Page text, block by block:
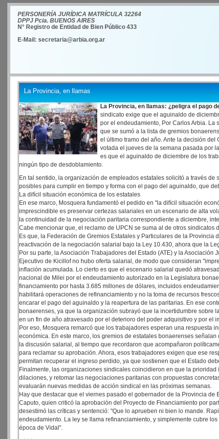
PERSONERÍA JURÍDICA MATRÍCULA 32264
DPPJ Pcia. BUENOS AIRES
N° Registro de Entidad de Bien Público 433
E-Mail: secretaria@arbia.org.ar
La Provincia, en llamas
La Provincia, en llamas: ¿peligra el pago
sindicato exige que el aguinaldo de
por el endeudamiento, Por Carlos Arbia. La
que se sumó a la lista de gremios
el último tramo del año. Ante la decisión
votada el jueves de la semana pasada por
es que el aguinaldo de diciembre de los
ningún tipo de desdoblamiento.
En tal sentido, la organización de empleados estatales solicitó a través
posibles para cumplir en tiempo y forma con el pago del aguinaldo, que
La difícil situación económica de los estatales
En ese marco, Mosquera fundamentó el pedido en "la difícil situación
imprescindible es preservar certezas salariales en un escenario de alta
la continuidad de la negociación paritaria correspondiente a diciembre,
Cabe mencionar que, el reclamo de UPCN se suma al de otros
Es que, la Federación de Gremios Estatales y Particulares de la
reactivación de la negociación salarial bajo la Ley 10.430, ahora que la
Por su parte, la Asociación Trabajadores del Estado (ATE) y la
Ejecutivo de Kicillof no hubo oferta salarial, de modo que consideran
inflación acumulada. Lo cierto es que el escenario salarial quedó
nacional de Milei por el endeudamiento autorizado en la Legislatura
financiamiento por hasta 3.685 millones de dólares, incluidos
habilitará operaciones de refinanciamiento y no la toma de recursos
encarar el pago del aguinaldo y la reapertura de las paritarias. En ese
bonaerenses, ya que la organización subrayó que la incertidumbre
en un fin de año atravesado por el deterioro del poder adquisitivo y por
Por eso, Mosquera remarcó que los trabajadores esperan una respuesta
económica. En este marco, los gremios de estatales bonaerenses
la discusión salarial, al tiempo que recordaron que acompañaron
para reclamar su aprobación. Ahora, esos trabajadores exigen que ese
permitan recuperar el ingreso perdido, ya que sostienen que el Estado
Finalmente, las organizaciones sindicales coincidieron en que la
dilaciones, y retomar las negociaciones paritarias con propuestas
evaluarán nuevas medidas de acción sindical en las próximas semanas.
Hay que destacar que el viernes pasado el gobernador de la Provincia
Caputo, quien criticó la aprobación del Proyecto de Financiamiento por
desestimó las críticas y sentenció: "Que lo aprueben ni bien lo mande.
endeudamiento. La ley se llama refinanciamiento, y simplemente cubre
época de Vidal".